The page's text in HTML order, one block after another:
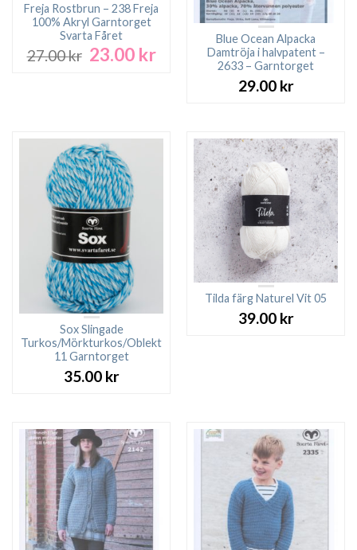
Freja Rostbrun – 238 Freja
100% Akryl Garntorget
Svarta Fåret
27.00kr Det
23.00 krDet
nuvarande
Blue Ocean Alpacka
Damtröja i halvpatent –
2633 – Garntorget
29.00 kr
Sox Slingade
Turkos/Mörkturkos/Oblekt
11 Garntorget
35.00 kr
Tilda färg Naturel Vit 05
39.00 kr